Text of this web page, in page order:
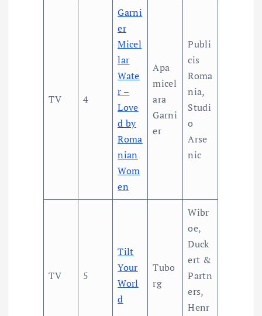
TV 4
Garni
er
Micel
lar
Wate
r –
Love
d by
Roma
nian
Wom
en
Apa
micel
ara
Garni
er
Publi
cis
Roma
nia,
Studi
o
Arse
nic
TV 5
Tilt
Your
Worl
d
Tubo
rg
Wibr
oe,
Duck
ert &
Partn
ers,
Henr